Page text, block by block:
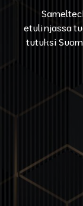
etulinjassa
tutuksi